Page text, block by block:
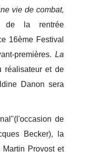
vie de combat,
de la rentrée
16ème Festival
premières. La
réalisateur et de
Danon sera
de
Becker), la
Provost et